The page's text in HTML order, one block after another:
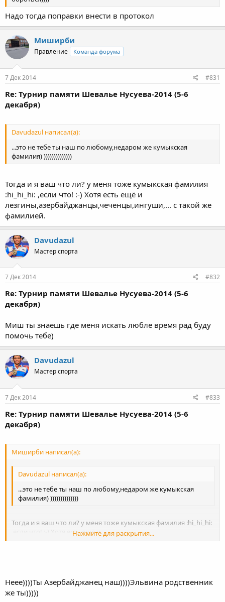
Надо тогда поправки внести в протокол
Миширби
Правление Команда форума
7 Дек 2014 #831
Re: Турнир памяти Шевалье Нусуева-2014 (5-6
декабря)
Davudazul написал(а):
...это не тебе ты наш по любому,недаром же кумыкская
фамилия) ))))))))))))))
Тогда и я ваш что ли? у меня тоже кумыкская фамилия
:hi_hi_hi: ,если что! :-) Хотя есть ещё и
лезгины,азербайджанцы,чеченцы,ингуши,... с такой же
фамилией.
Davudazul
Мастер спорта
7 Дек 2014 #832
Re: Турнир памяти Шевалье Нусуева-2014 (5-6
декабря)
Миш ты знаешь где меня искать любле время рад буду
помочь тебе)
Davudazul
Мастер спорта
7 Дек 2014 #833
Re: Турнир памяти Шевалье Нусуева-2014 (5-6
декабря)
Миширби написал(а):
Davudazul написал(а):
...это не тебе ты наш по любому,недаром же кумыкская
фамилия) ))))))))))))))
Тогда и я ваш что ли? у меня тоже кумыкская фамилия :hi_hi_hi:
,если что! :-) Хотя есть ещё иНажмите для раскрытия...
Неее))))Ты Азербайджанец наш))))Эльвина родственник
же ты)))))